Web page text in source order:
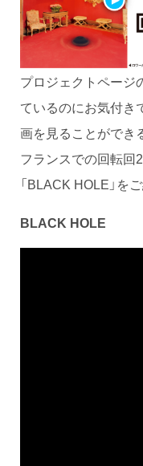
プロジェクトページ
ているのにお気付き
画を見ることができ
フランスでの回転回
「BLACK HOLE」を
BLACK HOLE